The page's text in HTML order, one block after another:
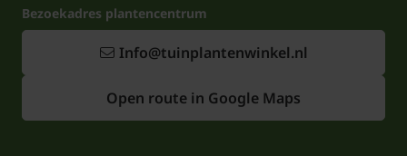
Bezoekadres plantencentrum
Info@tuinplantenwinkel.nl
Open route in Google Maps